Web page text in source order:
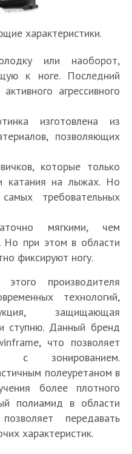
характеристики.
или наоборот,
к ноге. Последний
агрессивного
изготовлена из
позволяющих
которые только
катания на лыжах. Но
требовательных
мягкими, чем
Но при этом в области
фиксируют ногу.
производителя
технологий,
защищающая
ступню. Данный бренд
что позволяет
с зонированием.
полеуретаном в
более плотного
полиамид в области
передавать
характеристик.